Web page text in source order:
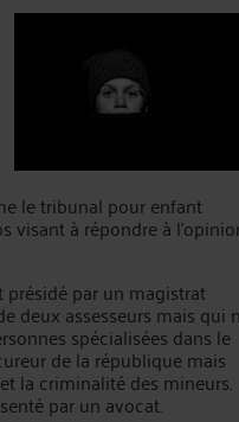
le tribunal pour enfant
visant à répondre à
par un magistrat
deux assesseurs mais qui
spécialisées dans le
de la république mais
la criminalité des mineurs.
par un avocat.